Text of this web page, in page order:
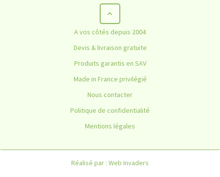
Bavoir à usage unique
BAVOIR À USAGE UNIQUE
A vos côtés depuis 2004
Devis & livraison gratuite
Produits garantis en SAV
Made in France privilégié
Nous contacter
Politique de confidentialité
Mentions légales
Réalisé par : Web Invaders